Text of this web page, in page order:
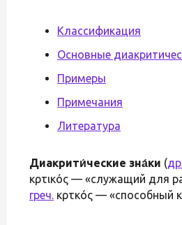
Классификация
Основные
Примеры
Примечания
Литература
Диакрити́ческие зна́ки (
κρῐτικός — «служащий для
греч. κρῐτῐκός — «способный